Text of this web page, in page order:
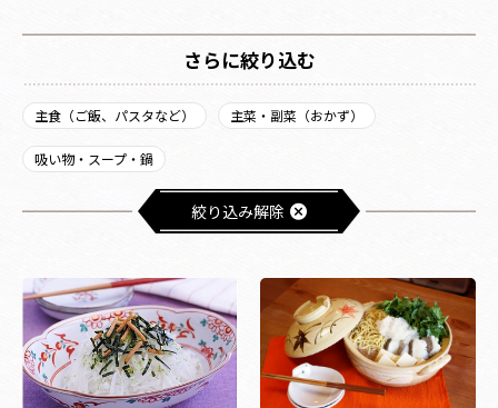
さらに絞り込む
主食（ご飯、パスタなど） 主菜・副菜（おかず）
吸い物・スープ・鍋
絞り込み解除